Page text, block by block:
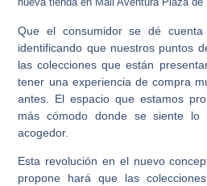
Que el consumidor se dé cuenta
identificando que nuestros puntos
las colecciones que están
tener una experiencia de compra
antes. El espacio que estamos
más cómodo donde se siente
acogedor.
Esta revolución en el nuevo
propone hará que las